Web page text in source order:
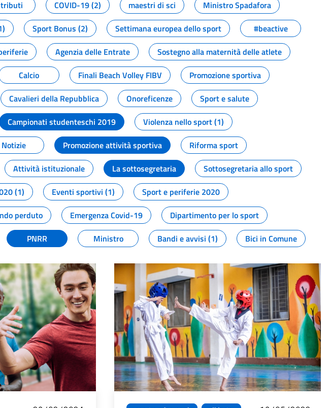
COVID-19 (2) maestri di sci
Ministro Spadafora
Sport Bonus (2) Settimana europea dello sport
#beactive
Agenzia delle Entrate
Sostegno alla maternità delle atlete
Calcio Finali Beach Volley FIBV
Promozione sportiva
Cavalieri della Repubblica Onoreficenze
Sport e salute
Campionati studenteschi 2019
Violenza nello sport (1)
Notizie Promozione attività sportiva
Riforma sport
Attività istituzionale La sottosegretaria
Sottosegretaria allo sport
(1) Eventi sportivi (1)
Sport e periferie 2020
perduto Emergenza Covid-19
Dipartimento per lo sport
PNRR Ministro Bandi e avvisi (1) Bici in Comune